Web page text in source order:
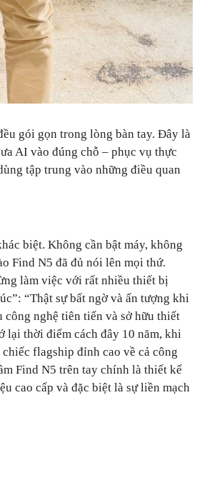
gói gọn trong lòng bàn tay. Đây là
AI vào đúng chỗ – phục vụ thực
tập trung vào những điều quan
biệt. Không cần bật máy, không
Find N5 đã đủ nói lên mọi thứ.
làm việc với rất nhiều thiết bị
“Thật sự bất ngờ và ấn tượng khi
nghệ tiên tiến và sở hữu thiết
lại thời điểm cách đây 10 năm, khi
flagship đỉnh cao về cả công
Find N5 trên tay chính là thiết kế
cao cấp và đặc biệt là sự liền mạch